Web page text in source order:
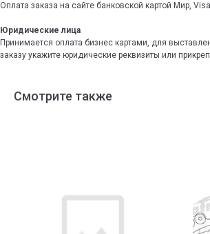
Оплата заказа на сайте банковской картой Мир,
Юридические лица
Принимается оплата бизнес картами, для
заказу укажите юридические реквизиты или
Смотрите также